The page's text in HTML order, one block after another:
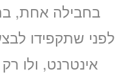
בחבילה אחת,
לפני שתקפידו
אינטרנט, ולו